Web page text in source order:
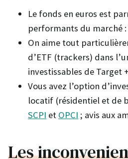
Le fonds en euros est
performants du marché :
On aime tout
d’ETF (trackers) dans
investissables de Target
Vous avez l’option
locatif (résidentiel et de
SCPI et OPCI ; avis aux
Les